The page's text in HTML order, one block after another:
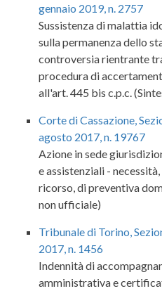
gennaio 2019, n. 2757
Sussistenza di malattia
sulla permanenza dello
controversia rientrante
procedura di
all'art. 445 bis c.p.c.
Corte di Cassazione,
agosto 2017, n. 19767
Azione in sede
e assistenziali -
ricorso, di preventiva
non ufficiale)
Tribunale di Torino,
2017, n. 1456
Indennità di
amministrativa e